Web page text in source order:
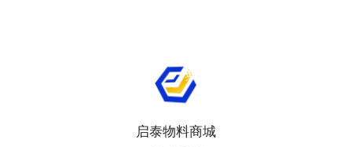
启泰物料商城